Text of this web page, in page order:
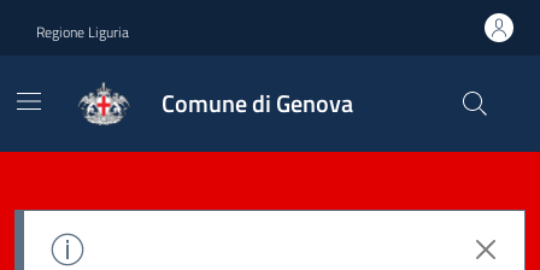
Regione Liguria
Comune di Genova